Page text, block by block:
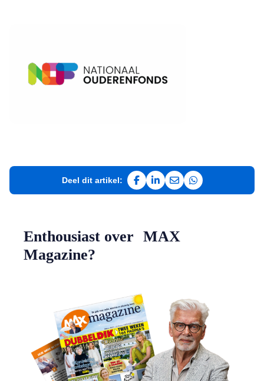
Deel dit artikel:
Deel op Facebook
Deel op LinkedIn
Deel via e-mail
Deel via
Enthousiast over MAX
Magazine?